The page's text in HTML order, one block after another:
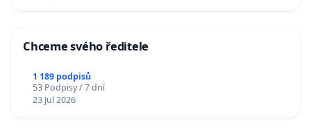
Chceme svého ředitele
1 189 podpisů
53 Podpisy / 7 dní
23 Jul 2026